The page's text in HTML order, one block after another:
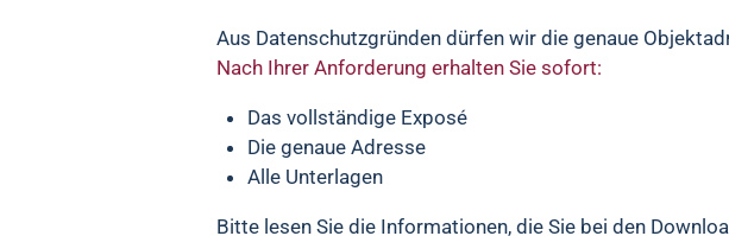
Aus Datenschutzgründen dürfen wir die genaue
Nach Ihrer Anforderung erhalten Sie sofort:
Das vollständige Exposé
Die genaue Adresse
Alle Unterlagen
Bitte lesen Sie die Informationen, die Sie bei den